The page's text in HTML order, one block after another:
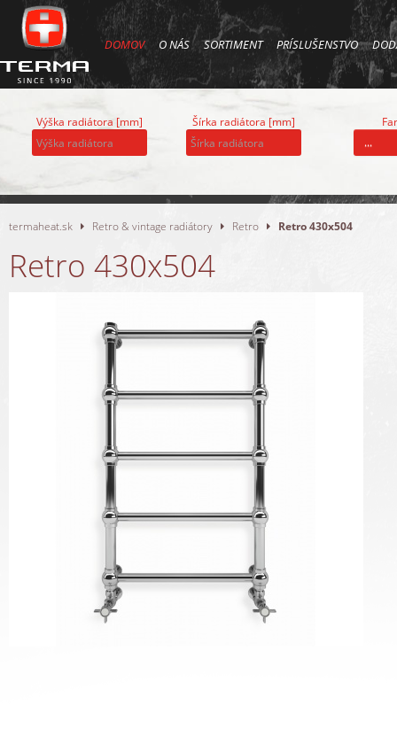
DOMOV O NÁS SORTIMENT PRÍSLUŠENSTVO
Výška radiátora [mm] Šírka radiátora [mm]
...
termaheat.sk Retro & vintage radiátory Retro Retro 430x504
Retro 430x504